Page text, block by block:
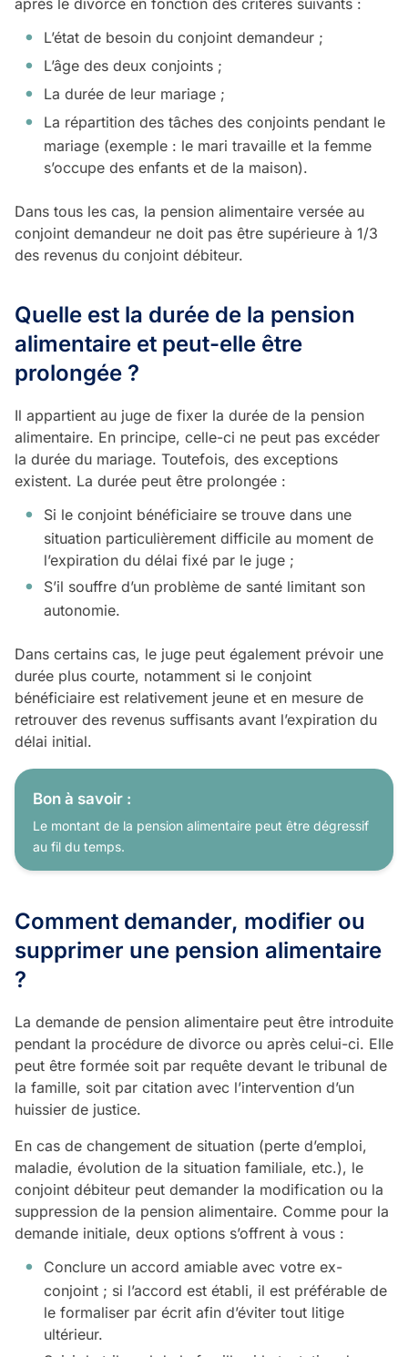
L’état de besoin du conjoint demandeur ;
L’âge des deux conjoints ;
La durée de leur mariage ;
La répartition des tâches des conjoints pendant le
mariage (exemple : le mari travaille et la femme
s’occupe des enfants et de la maison).
Dans tous les cas, la pension alimentaire versée au
conjoint demandeur ne doit pas être supérieure à 1/3
des revenus du conjoint débiteur.
Quelle est la durée de la pension
alimentaire et peut-elle être
prolongée ?
Il appartient au juge de fixer la durée de la pension
alimentaire. En principe, celle-ci ne peut pas excéder
la durée du mariage. Toutefois, des exceptions
existent. La durée peut être prolongée :
Si le conjoint bénéficiaire se trouve dans une
situation particulièrement difficile au moment de
l’expiration du délai fixé par le juge ;
S’il souffre d’un problème de santé limitant son
autonomie.
Dans certains cas, le juge peut également prévoir une
durée plus courte, notamment si le conjoint
bénéficiaire est relativement jeune et en mesure de
retrouver des revenus suffisants avant l’expiration du
délai initial.
Bon à savoir :
Le montant de la pension alimentaire peut être dégressif
au fil du temps.
Comment demander, modifier ou
supprimer une pension alimentaire
?
La demande de pension alimentaire peut être introduite
pendant la procédure de divorce ou après celui-ci. Elle
peut être formée soit par requête devant le tribunal de
la famille, soit par citation avec l’intervention d’un
huissier de justice.
En cas de changement de situation (perte d’emploi,
maladie, évolution de la situation familiale, etc.), le
conjoint débiteur peut demander la modification ou la
suppression de la pension alimentaire. Comme pour la
demande initiale, deux options s’offrent à vous :
Conclure un accord amiable avec votre ex-
conjoint ; si l’accord est établi, il est préférable de
le formaliser par écrit afin d’éviter tout litige
ultérieur.